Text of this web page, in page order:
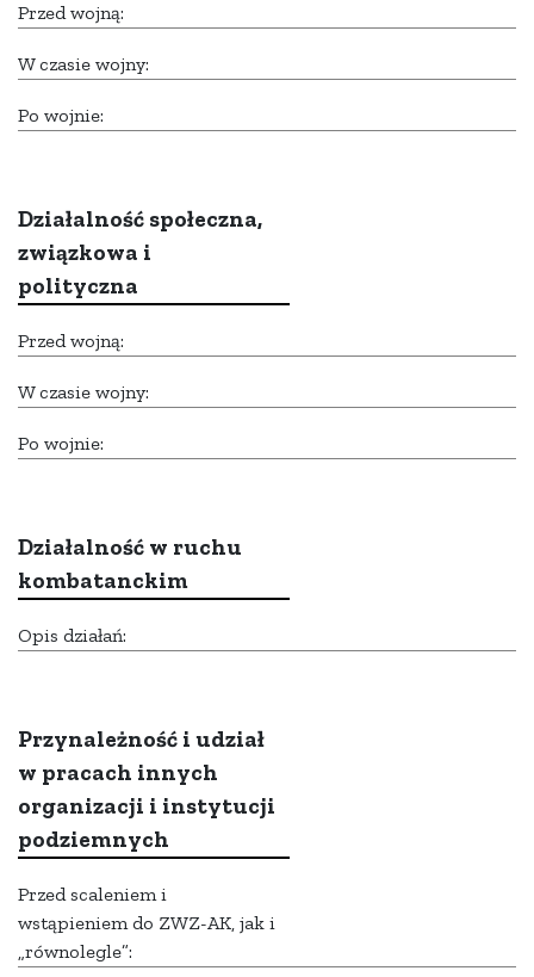
Przed wojną:
W czasie wojny:
Po wojnie:
Działalność społeczna,
związkowa i
polityczna
Przed wojną:
W czasie wojny:
Po wojnie:
Działalność w ruchu
kombatanckim
Opis działań:
Przynależność i udział
w pracach innych
organizacji i instytucji
podziemnych
Przed scaleniem i
wstąpieniem do ZWZ-AK, jak i
„równolegle”: